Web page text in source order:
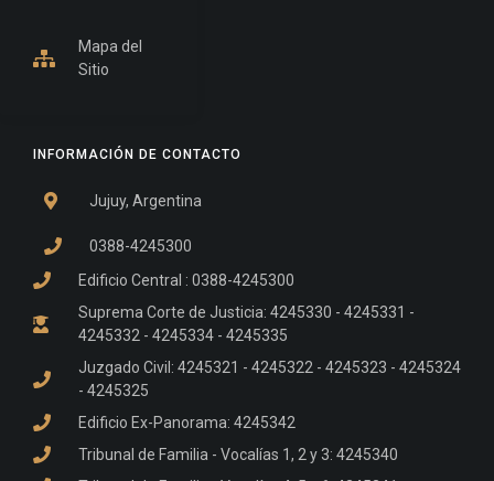
INFORMACIÓN DE CONTACTO
Jujuy, Argentina
0388-4245300
Edificio Central : 0388-4245300
Suprema Corte de Justicia: 4245330 - 4245331 -
4245332 - 4245334 - 4245335
Juzgado Civil: 4245321 - 4245322 - 4245323 - 4245324
- 4245325
Edificio Ex-Panorama: 4245342
Tribunal de Familia - Vocalías 1, 2 y 3: 4245340
Mapa del
Sitio